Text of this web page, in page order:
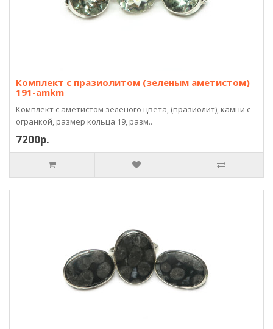
Комплект с празиолитом (зеленым аметистом)
191-amkm
Комплект с аметистом зеленого цвета, (празиолит), камни с
огранкой, размер кольца 19, разм..
7200р.